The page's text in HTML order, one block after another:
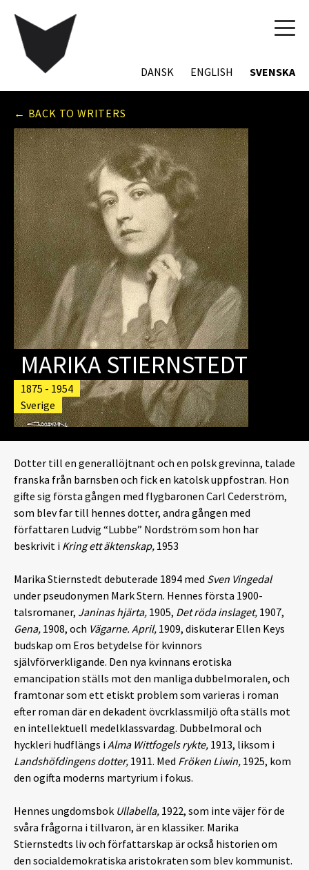
DANSK ENGLISH SVENSKA
← BACK TO WRITERS
MARIKA STIERNSTEDT
1875 - 1954
Sverige
Dotter till en generallöjtnant och en polsk grevinna, talade
franska från barnsben och fick en katolsk uppfostran. Hon
gifte sig första gången med flygbaronen Carl Cederström,
som blev far till hennes dotter, andra gången med
författaren Ludvig “Lubbe” Nordström som hon har
beskrivit i Kring ett äktenskap, 1953
Marika Stiernstedt debuterade 1894 med Sven Vingedal
under pseudonymen Mark Stern. Hennes första 1900-
talsromaner, Janinas hjärta, 1905, Det röda inslaget, 1907,
Gena, 1908, och Vägarne. April, 1909, diskuterar Ellen Keys
budskap om Eros betydelse för kvinnors
självförverkligande. Den nya kvinnans erotiska
emancipation ställs mot den manliga dubbelmoralen, och
framtonar som ett etiskt problem som varieras i roman
efter roman där en dekadent övcrklassmiljö ofta ställs mot
en intellektuell medelklassvardag. Dubbelmoral och
hyckleri hudflängs iAlma Wittfogels rykte, 1913, liksom i
Landshöfdingens dotter, 1911. Med Fröken Liwin, 1925, kom
den ogifta moderns martyrium i fokus.
Hennes ungdomsbok Ullabella, 1922, som inte väjer för de
svåra frågorna i tillvaron, är en klassiker. Marika
Stiernstedts liv och författarskap är också historien om
den socialdemokratiska aristokraten som blev kommunist.